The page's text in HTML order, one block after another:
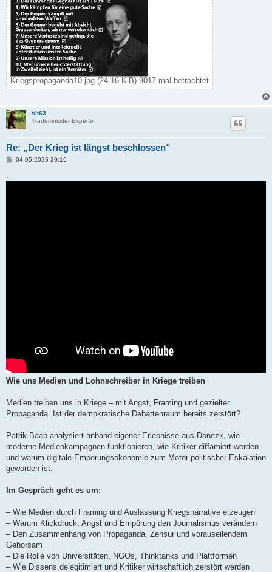
Kriegspropaganda10.jpg (24.16 KiB) 9017 mal betrachtet
slt63
Trader-insider Experte
Re: „Der Krieg ist längst beschlossen“
B
t
04.05.2026 20:16
Wie uns Medien und Lohnschreiber in Kriege treiben
Medien treiben uns in Kriege – mit Angst, Framing und gezielter
Propaganda. Ist der demokratische Debattenraum bereits zerstört?
Patrik Baab analysiert anhand eigener Erlebnisse aus Donezk, wie
moderne Medienkampagnen funktionieren, wie Kritiker diffamiert werden
und warum digitale Empörungsökonomie zum Motor politischer Eskalation
geworden ist.
Im Gespräch geht es um:
– Wie Medien durch Framing und Auslassung Kriegsnarrative erzeugen
– Warum Klickdruck, Angst und Empörung den Journalismus verändern
– Den Zusammenhang von Propaganda, Zensur und vorauseilendem
Gehorsam
– Die Rolle von Universitäten, NGOs, Thinktanks und Plattformen
– Wie Dissens delegitimiert und Kritiker wirtschaftlich zerstört werden